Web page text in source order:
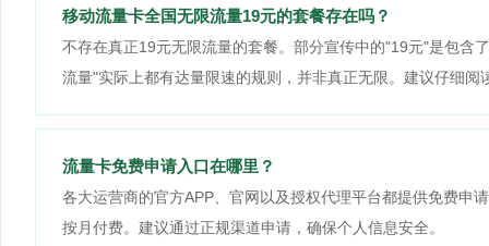
移动流量卡全国无限流量19元的套餐存在吗？
不存在真正19元无限流量的套餐。部分宣传中的"19元"是包含
流量"实际上都有达量限速的规则，并非真正无限。建议仔细阅
流量卡免费申请入口在哪里？
各大运营商的官方APP、官网以及授权代理平台都提供免费申
按月付费。建议通过正规渠道申请，确保个人信息安全。